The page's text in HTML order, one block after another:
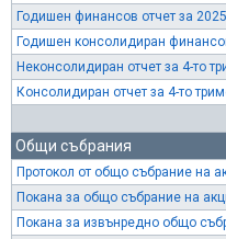
Годишен финансов отчет за 2025
Годишен консолидиран
Неконсолидиран отчет за 4-то
Консолидиран отчет за 4-то
Общи събрания
Протокол от общо събрание на
Покана за общо събрание на
Покана за извънредно общо